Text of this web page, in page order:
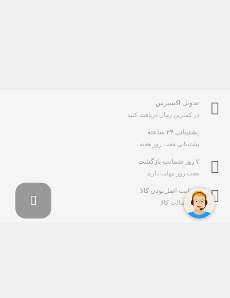
تحویل اکسپرس
در کمترین زمان دریافت کنید
پشتیبانی ۲۴ ساعته
پشتیبانی هفت روز هفته
۷ روز ضمانت بازگشت
هفت روز مهلت دارید
ضمانت اصل‌بودن کالا
تایید اصالت کالا